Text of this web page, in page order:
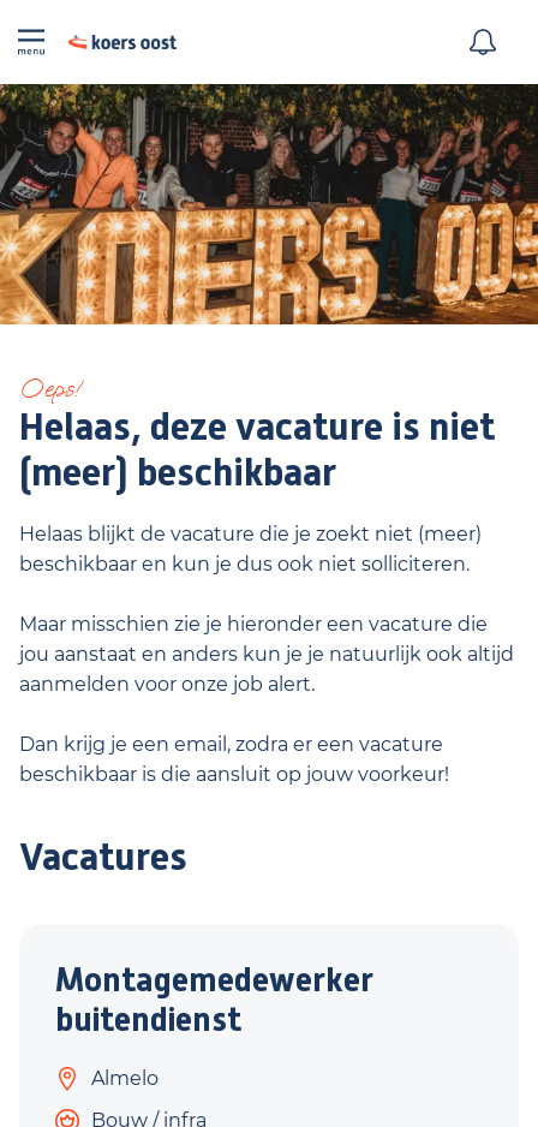
Oeps!
Helaas, deze vacature is niet
(meer) beschikbaar
Helaas blijkt de vacature die je zoekt niet (meer)
beschikbaar en kun je dus ook niet solliciteren.
Maar misschien zie je hieronder een vacature die
jou aanstaat en anders kun je je natuurlijk ook altijd
aanmelden voor onze job alert.
Dan krijg je een email, zodra er een vacature
beschikbaar is die aansluit op jouw voorkeur!
Vacatures
Montagemedewerker
buitendienst
Almelo
Bouw / infra